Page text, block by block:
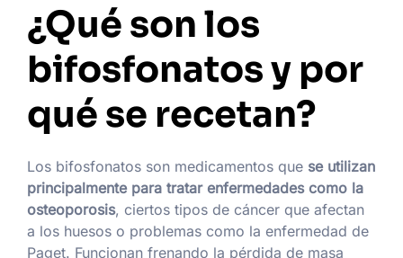
¿Qué son los
bifosfonatos y por
qué se recetan?
Los bifosfonatos son medicamentos que se utilizan
principalmente para tratar enfermedades como la
osteoporosis, ciertos tipos de cáncer que afectan
a los huesos o problemas como la enfermedad de
Paget. Funcionan frenando la pérdida de masa